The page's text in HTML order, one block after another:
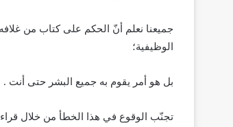
جميعنا نعلم أنّ الحكم على كتاب من
الوظيفية؛
بل هو أمر يقوم به جميع البشر حتى أنت .
تجنّب الوقوع في هذا الخطأ من خلال